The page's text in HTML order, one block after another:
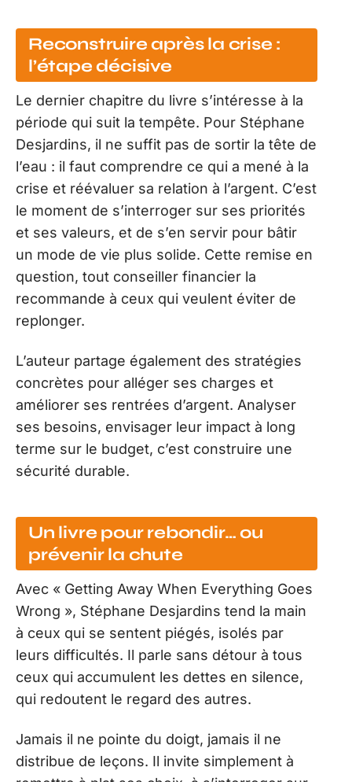
Reconstruire après la crise :
l’étape décisive
Le dernier chapitre du livre s’intéresse à la
période qui suit la tempête. Pour Stéphane
Desjardins, il ne suffit pas de sortir la tête de
l’eau : il faut comprendre ce qui a mené à la
crise et réévaluer sa relation à l’argent. C’est
le moment de s’interroger sur ses priorités
et ses valeurs, et de s’en servir pour bâtir
un mode de vie plus solide. Cette remise en
question, tout conseiller financier la
recommande à ceux qui veulent éviter de
replonger.
L’auteur partage également des stratégies
concrètes pour alléger ses charges et
améliorer ses rentrées d’argent. Analyser
ses besoins, envisager leur impact à long
terme sur le budget, c’est construire une
sécurité durable.
Un livre pour rebondir… ou
prévenir la chute
Avec « Getting Away When Everything Goes
Wrong », Stéphane Desjardins tend la main
à ceux qui se sentent piégés, isolés par
leurs difficultés. Il parle sans détour à tous
ceux qui accumulent les dettes en silence,
qui redoutent le regard des autres.
Jamais il ne pointe du doigt, jamais il ne
distribue de leçons. Il invite simplement à